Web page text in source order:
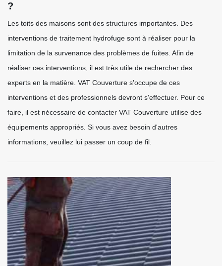
?
Les toits des maisons sont des structures importantes. Des
interventions de traitement hydrofuge sont à réaliser pour la
limitation de la survenance des problèmes de fuites. Afin de
réaliser ces interventions, il est très utile de rechercher des
experts en la matière. VAT Couverture s'occupe de ces
interventions et des professionnels devront s'effectuer. Pour ce
faire, il est nécessaire de contacter VAT Couverture utilise des
équipements appropriés. Si vous avez besoin d'autres
informations, veuillez lui passer un coup de fil.